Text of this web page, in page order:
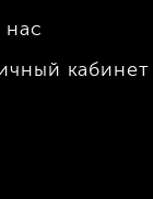
кабинет